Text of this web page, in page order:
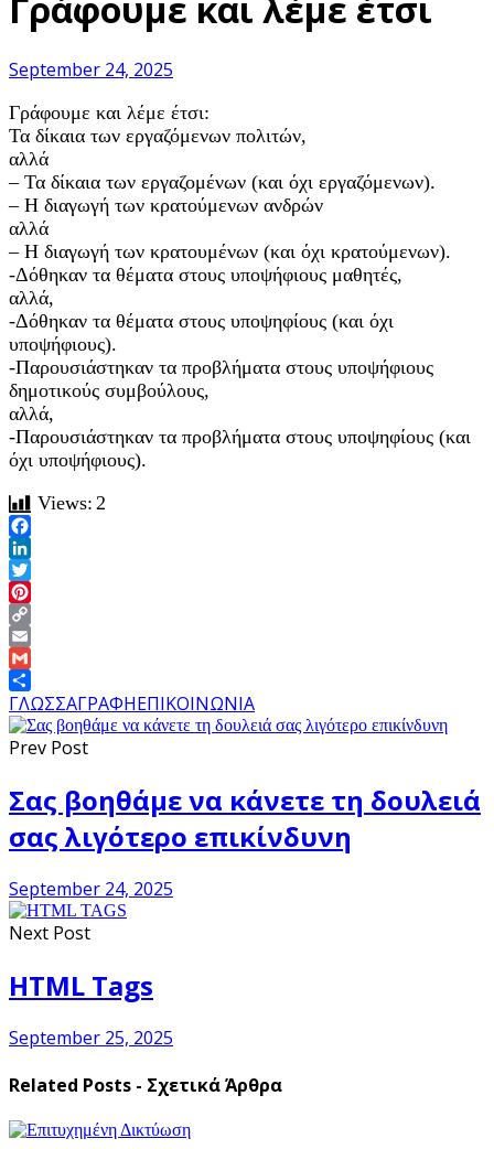
Γράφουμε και λέμε έτσι
September 24, 2025
Γράφουμε και λέμε έτσι:
Τα δίκαια των εργαζόμενων πολιτών,
αλλά
– Τα δίκαια των εργαζομένων (και όχι εργαζόμενων).
– Η διαγωγή των κρατούμενων ανδρών
αλλά
– Η διαγωγή των κρατουμένων (και όχι κρατούμενων).
-Δόθηκαν τα θέματα στους υποψήφιους μαθητές,
αλλά,
-Δόθηκαν τα θέματα στους υποψηφίους (και όχι
υποψήφιους).
-Παρουσιάστηκαν τα προβλήματα στους υποψήφιους
δημοτικούς συμβούλους,
αλλά,
-Παρουσιάστηκαν τα προβλήματα στους υποψηφίους (και
όχι υποψήφιους).
Views: 2
Facebook
LinkedIn
Twitter
Pinterest
Copy
Link
Email
Gmail
Share
ΓΛΩΣΣΑΓΡΑΦΗΕΠΙΚΟΙΝΩΝΙΑ
Prev Post
Σας βοηθάμε να κάνετε τη δουλειά
σας λιγότερο επικίνδυνη
September 24, 2025
Next Post
HTML Tags
September 25, 2025
Related Posts - Σχετικά Άρθρα